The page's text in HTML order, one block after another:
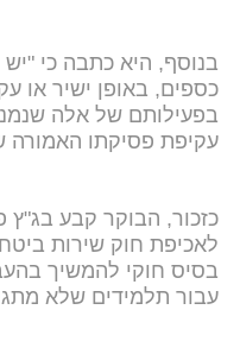
בנוסף, היא כתבה כי
כספים, באופן ישיר או
בפעילותם של אלה
עקיפת פסיקתו
כזכור, הבוקר קבע בג"ץ
לאכיפת חוק שירות
בסיס חוקי להמשיך
עבור תלמידים שלא